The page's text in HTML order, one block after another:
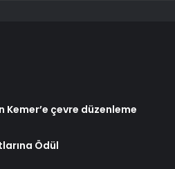
Kemer’e çevre düzenleme
Ödül